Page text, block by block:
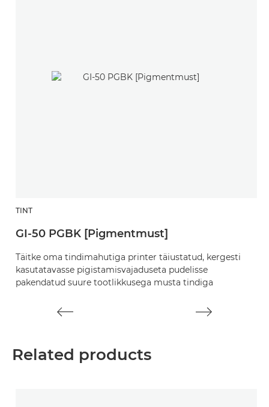
TINT
GI-50 PGBK [Pigmentmust]
Täitke oma tindimahutiga printer täiustatud, kergesti
kasutatavasse pigistamisvajaduseta pudelisse
pakendatud suure tootlikkusega musta tindiga
Related products